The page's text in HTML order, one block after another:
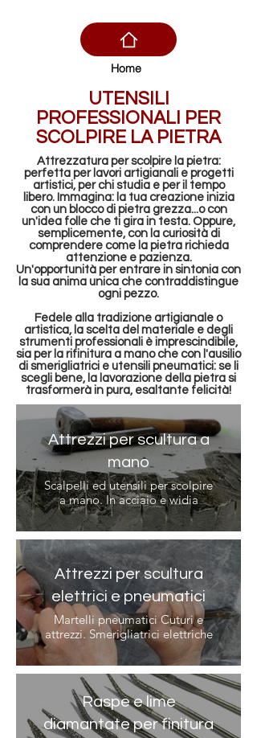
Home
UTENSILI
PROFESSIONALI PER
SCOLPIRE LA PIETRA
Attrezzatura per scolpire la pietra:
perfetta per lavori artigianali e progetti
artistici, per chi studia e per il tempo
libero. Immagina: la tua creazione inizia
con un blocco di pietra grezza...o con
un'idea folle che ti gira in testa. Oppure,
semplicemente, con la curiosità di
comprendere come la pietra richieda
attenzione e pazienza.
Un'opportunità per entrare in sintonia con
la sua anima unica che contraddistingue
ogni pezzo.
Fedele alla tradizione artigianale o
artistica, la scelta del materiale e degli
strumenti professionali è imprescindibile,
sia per la rifinitura a mano che con l'ausilio
di smerigliatrici e utensili pneumatici: se li
scegli bene, la lavorazione della pietra si
trasformerà in pura, esaltante felicità!
Attrezzi per scultura a
mano
Scalpelli ed utensili per scolpire
a mano. In acciaio e widia
Attrezzi per scultura
elettrici e pneumatici
Martelli pneumatici Cuturi e
attrezzi. Smerigliatrici elettriche
Raspe e lime
diamantate per finitura